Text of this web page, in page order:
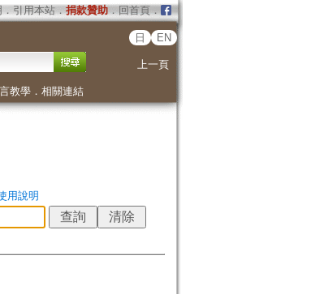
． 引用本站． 捐款贊助．回首頁．
日 EN
上一頁
教學． 相關連結
用說明